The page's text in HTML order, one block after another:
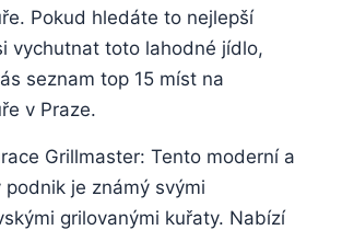
⁣Pokud hledáte to ‌nejlepší
‍vychutnat toto lahodné jídlo,
seznam top 15 míst ⁣na
v Praze.
Grillmaster: Tento moderní⁢ a
‍podnik je ⁢známý svými
grilovanými kuřaty. Nabízí